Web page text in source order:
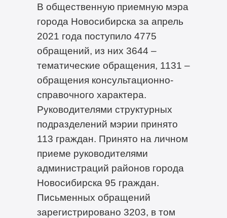
В общественную приемную мэра
города Новосибирска за апрель
2021 года поступило 4775
обращений, из них 3644 –
тематические обращения, 1131 –
обращения консультационно-
справочного характера.
Руководителями структурных
подразделений мэрии принято
113 граждан. Принято на личном
приеме руководителями
администраций районов города
Новосибирска 95 граждан.
Письменных обращений
зарегистрировано 3203, в том